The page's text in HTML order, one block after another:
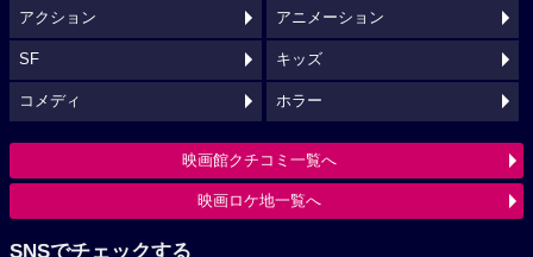
アクション アニメーション
SF キッズ
コメディ ホラー
映画館クチコミ一覧へ
映画ロケ地一覧へ
SNSでチェックする